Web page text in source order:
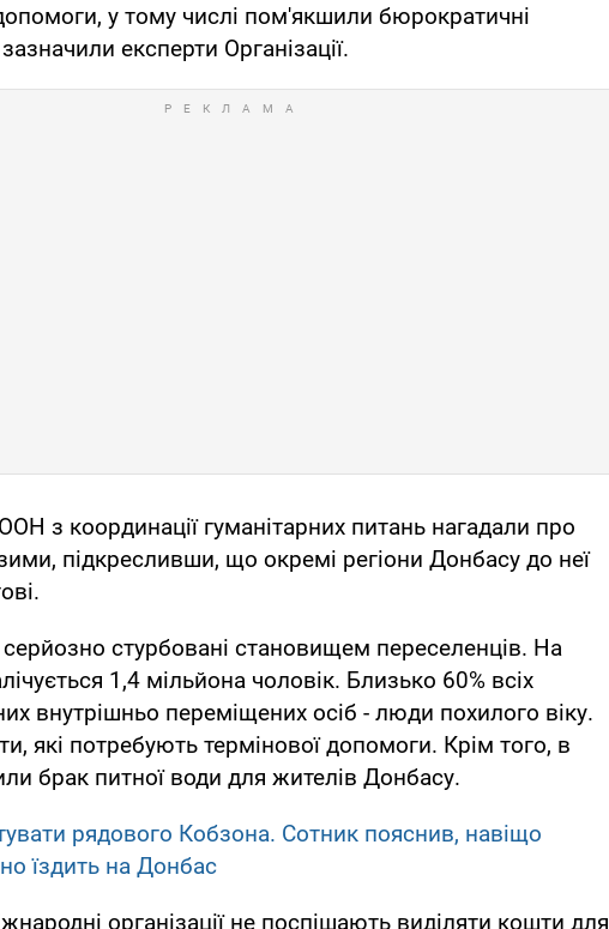
у тому числі пом'якшили бюрократичні
експерти Організації.
з координації гуманітарних питань нагадали про
підкресливши, що окремі регіони Донбасу до неї
стурбовані становищем переселенців. На
1,4 мільйона чоловік. Близько 60% всіх
внутрішньо переміщених осіб - люди похилого віку.
які потребують термінової допомоги. Крім того, в
брак питної води для жителів Донбасу.
рядового Кобзона. Сотник пояснив, навіщо
їздить на Донбас
організації не поспішають виділяти кошти для